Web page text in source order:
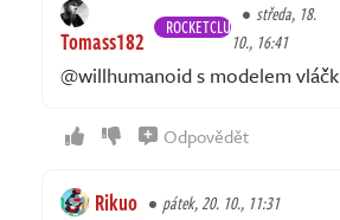
Tomass182 ROCKETCLUB
středa, 18.
10., 16:41
@willhumanoid s modelem
Odpovědět
Rikuo pátek, 20. 10., 11:31